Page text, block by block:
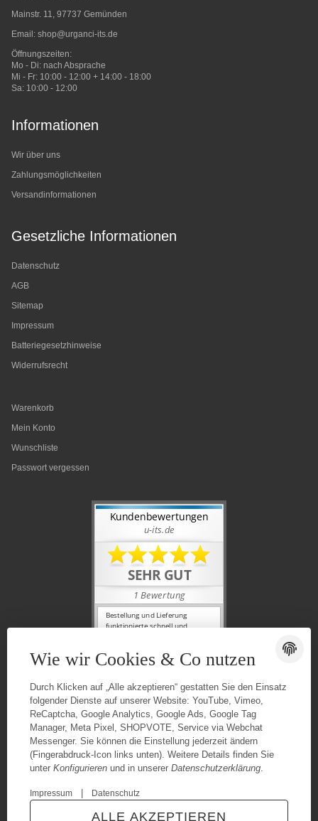
Mainstr. 11, 97737 Gemünden
Email: shop@urganci-its.de
Öffnungszeiten:
Mo - Di: nach Absprache
Mi - Fr: 10:00 - 12:00 + 14:00 - 18:00
Sa: 10:00 - 12:00
Informationen
Wir über uns
Zahlungsmöglichkeiten
Versandinformationen
Gesetzliche Informationen
Datenschutz
AGB
Sitemap
Impressum
Batteriegesetzhinweise
Widerrufsrecht
Warenkorb
Mein Konto
Wunschliste
Passwort vergessen
Wie wir Cookies & Co nutzen
Durch Klicken auf „Alle akzeptieren“ gestatten Sie den Einsatz
folgender Dienste auf unserer Website: YouTube, Vimeo,
ReCaptcha, Google Analytics, Google Ads, Google Tag
Manager, Meta Pixel, SHOPVOTE, Service via Webchat
Messenger. Sie können die Einstellung jederzeit ändern
(Fingerabdruck-Icon links unten). Weitere Details finden Sie
unter Konfigurieren und in unserer Datenschutzerklärung.
Impressum Datenschutz
ALLE AKZEPTIEREN